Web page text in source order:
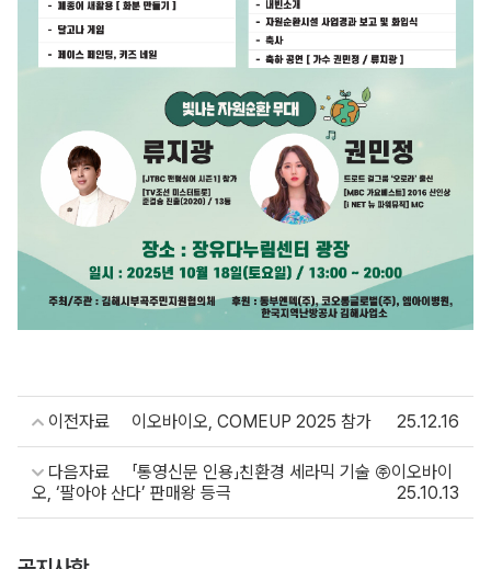
이전자료 이오바이오, COMEUP 2025 참가 25.12.16
다음자료
「통영신문 인용」친환경 세라믹 기술 ㈜이오바이
오, ‘팔아야 산다’ 판매왕 등극
25.10.13